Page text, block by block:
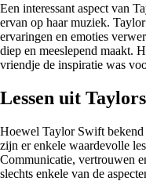
Een interessant aspect van
ervan op haar muziek.
ervaringen en emoties
diep en meeslepend maakt.
vriendje de inspiratie was
Lessen uit
Hoewel Taylor Swift bekend
zijn er enkele waardevolle
Communicatie, vertrouwen
slechts enkele van de